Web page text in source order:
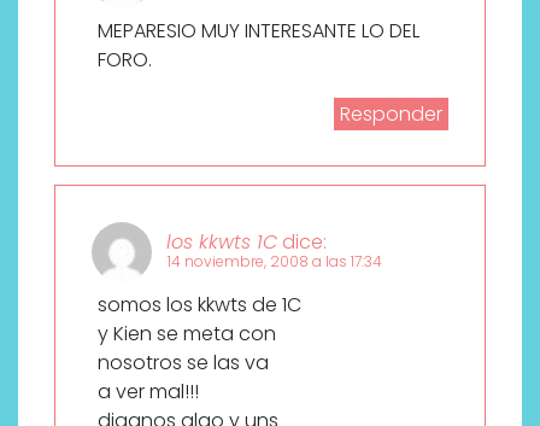
MEPARESIO MUY INTERESANTE LO DEL
FORO.
Responder
los kkwts 1C dice:
14 noviembre, 2008 a las 17:34
somos los kkwts de 1C
y Kien se meta con
nosotros se las va
a ver mal!!!